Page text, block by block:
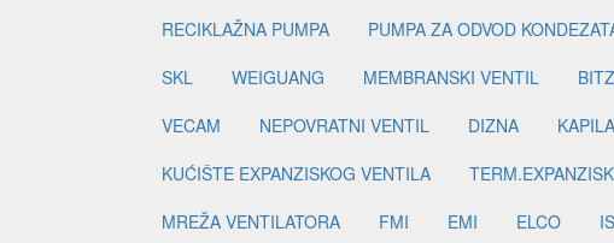
RECIKLAŽNA PUMPA
PUMPA ZA ODVOD
SKL
WEIGUANG MEMBRANSKI VENTIL
VECAM
NEPOVRATNI VENTIL DIZNA
KUĆIŠTE EXPANZISKOG VENTILA
MREŽA VENTILATORA
FMI EMI ELCO